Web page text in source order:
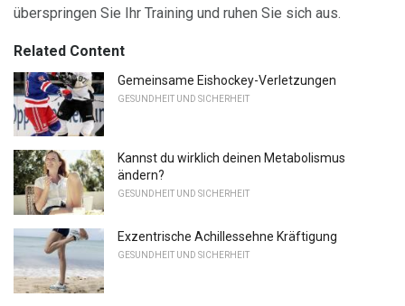
überspringen Sie Ihr Training und ruhen Sie sich aus.
Related Content
Gemeinsame Eishockey-Verletzungen
GESUNDHEIT UND SICHERHEIT
Kannst du wirklich deinen Metabolismus
ändern?
GESUNDHEIT UND SICHERHEIT
Exzentrische Achillessehne Kräftigung
GESUNDHEIT UND SICHERHEIT